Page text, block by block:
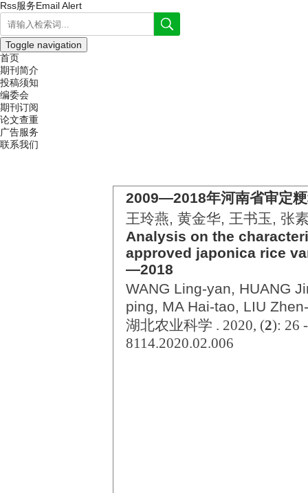
Rss服务Email Alert
Toggle navigation
首页
期刊简介
投稿须知
编委会
期刊订阅
论文查重
广告服务
联系我们
2009—2018年河南省审定
王玲燕, 黄金华, 王书玉, 张
Analysis on the
approved japonica rice
—2018
WANG Ling-yan, HUANG
ping, MA Hai-tao, LIU
湖北农业科学 . 2020, (2): 26
8114.2020.02.006